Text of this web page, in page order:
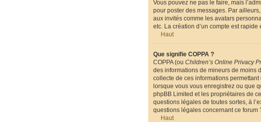
Vous pouvez ne pas le faire, mais
pour poster des messages. Par
aux invités comme les avatars
etc. La création d’un compte est rapide
Haut
Que signifie COPPA ?
COPPA (ou Children’s Online Privacy
des informations de mineurs de moins
collecte de ces informations permettant
lorsque vous vous enregistrez ou que
phpBB Limited et les propriétaires de
questions légales de toutes sortes, à
questions légales concernant ce forum
Haut